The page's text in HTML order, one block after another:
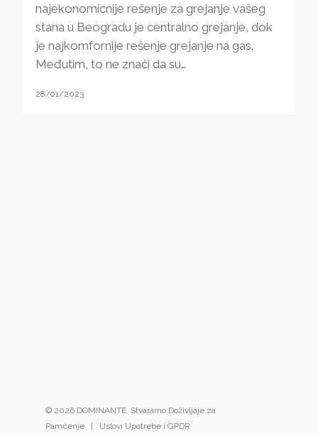
najekonomicnije rešenje za grejanje vašeg
stana u Beogradu je centralno grejanje, dok
je najkomfornije rešenje grejanje na gas.
Međutim, to ne znači da su…
28/01/2023
© 2026 DOMINANTE. Stvaramo Doživljaje za
Pamćenje | Uslovi Upotrebe i GPDR